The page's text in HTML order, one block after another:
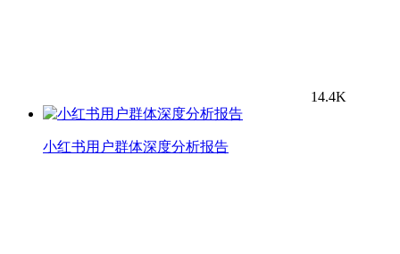
14.4K
小红书用户群体深度分析报告